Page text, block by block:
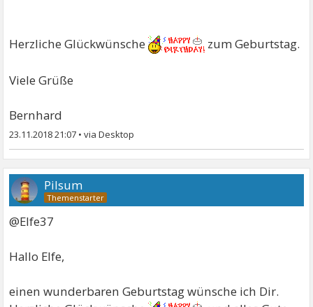
Herzliche Glückwünsche zum Geburtstag.
Viele Grüße
Bernhard
23.11.2018 21:07 •
Pilsum
@Elfe37
Hallo Elfe,
einen wunderbaren Geburtstag wünsche ich Dir.